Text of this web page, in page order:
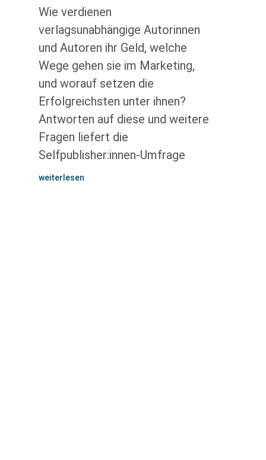
Wie verdienen
verlagsunabhängige Autorinnen
und Autoren ihr Geld, welche
Wege gehen sie im Marketing,
und worauf setzen die
Erfolgreichsten unter ihnen?
Antworten auf diese und weitere
Fragen liefert die
Selfpublisher:innen-Umfrage
weiterlesen